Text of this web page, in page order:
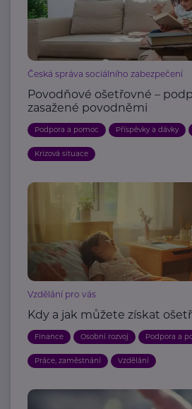
Česká správa sociálního zabezpečení
Povodňové ošetřovné –
zasažené povodněmi
Podpora a pomoc Příspěvky a dávky
Krizová situace
Vzdělání pro vás
Kdy a jak můžete získat
Finance Osobní rozvoj Podpora a
Práce, zaměstnání Vzdělání